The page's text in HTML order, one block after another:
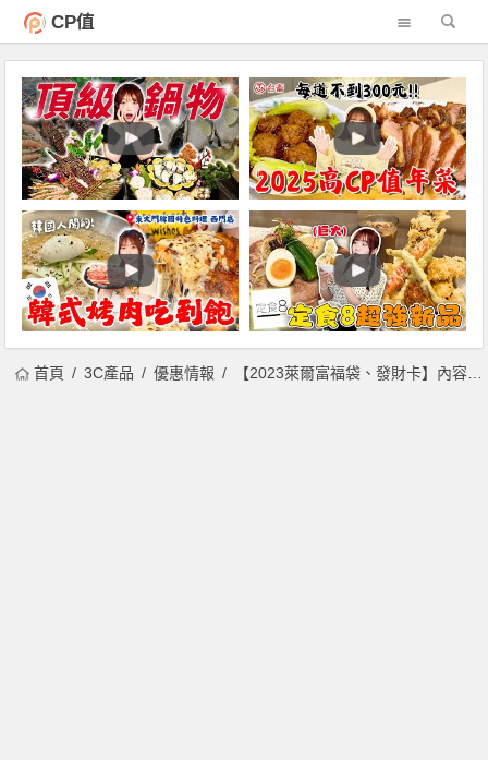
CP值
首頁 3C產品 優惠情報 【2023萊爾富福袋、發財卡】內容物及抽獎獎項，登錄抽汽車！中獎名單查詢一起看